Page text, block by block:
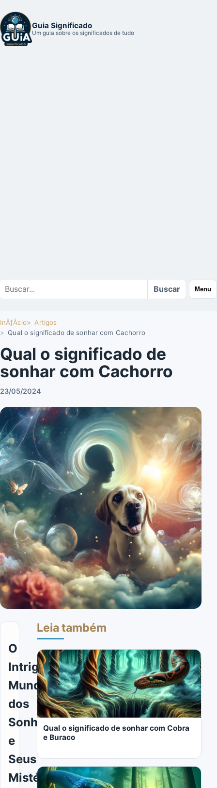
Guia Significado
Um guia sobre os significados de tudo
Buscar
Buscar Menu
InÃƒÂ­cio
Artigos
Qual o significado de sonhar com Cachorro
Qual o significado de
sonhar com Cachorro
23/05/2024
O
Intrigante
Mundo
dos
Sonhos
e
Seus
Mistérios:
Leia também
Qual o significado de sonhar com Cobra
e Buraco